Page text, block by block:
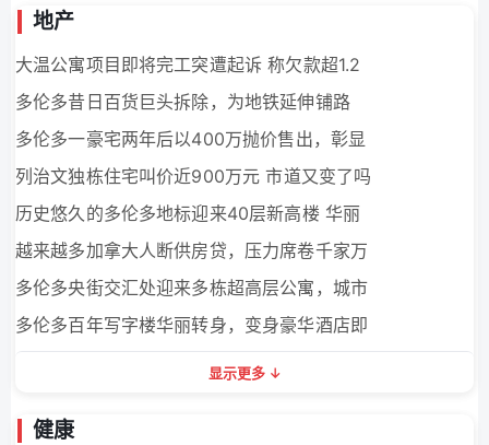
地产
大温公寓项目即将完工突遭起诉 称欠款超1.2
多伦多昔日百货巨头拆除，为地铁延伸铺路
多伦多一豪宅两年后以400万抛价售出，彰显
列治文独栋住宅叫价近900万元 市道又变了吗
历史悠久的多伦多地标迎来40层新高楼 华丽
越来越多加拿大人断供房贷，压力席卷千家万
多伦多央街交汇处迎来多栋超高层公寓，城市
多伦多百年写字楼华丽转身，变身豪华酒店即
显示更多
健康